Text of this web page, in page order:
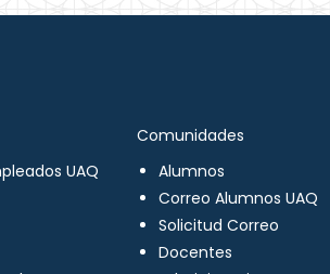
UAQ
Comunidades
Alumnos
Correo Alumnos UAQ
Solicitud Correo
Docentes